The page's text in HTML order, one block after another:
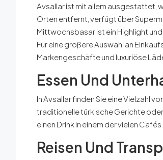
Avsallar ist mit allem ausgestattet,
Orten entfernt, verfügt über
Mittwochsbasar ist ein Highlight
Für eine größere Auswahl an
Markengeschäfte und luxuriöse
Essen Und
In Avsallar finden Sie eine Vielzahl
traditionelle türkische Gerichte
einen Drink in einem der vielen
Reisen Und